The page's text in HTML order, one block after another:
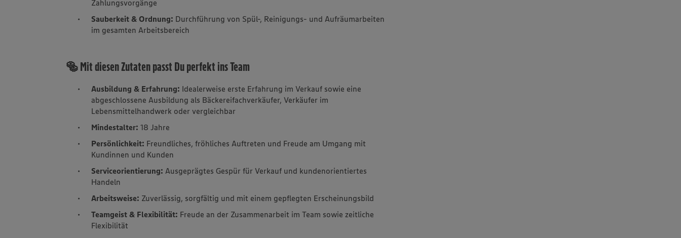
Zahlungsvorgänge
Sauberkeit & Ordnung: Durchführung von Spül-, Reinigungs- und Aufräumarbeiten
im gesamten Arbeitsbereich
🥯 Mit diesen Zutaten passt Du perfekt ins Team
Ausbildung & Erfahrung: Idealerweise erste Erfahrung im Verkauf sowie eine
abgeschlossene Ausbildung als Bäckereifachverkäufer, Verkäufer im
Lebensmittelhandwerk oder vergleichbar
Mindestalter: 18 Jahre
Persönlichkeit: Freundliches, fröhliches Auftreten und Freude am Umgang mit
Kundinnen und Kunden
Serviceorientierung: Ausgeprägtes Gespür für Verkauf und kundenorientiertes
Handeln
Arbeitsweise: Zuverlässig, sorgfältig und mit einem gepflegten Erscheinungsbild
Teamgeist & Flexibilität: Freude an der Zusammenarbeit im Team sowie zeitliche
Flexibilität